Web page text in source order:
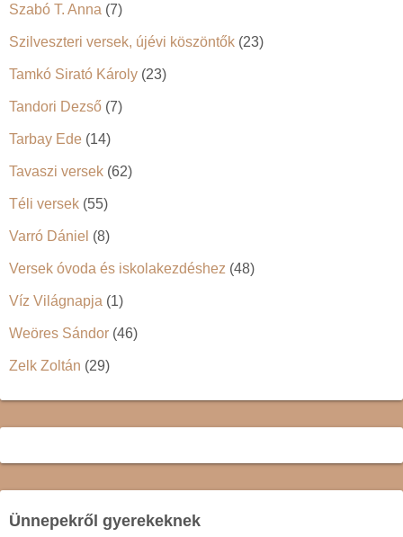
Szabó T. Anna (7)
Szilveszteri versek, újévi köszöntők (23)
Tamkó Sirató Károly (23)
Tandori Dezső (7)
Tarbay Ede (14)
Tavaszi versek (62)
Téli versek (55)
Varró Dániel (8)
Versek óvoda és iskolakezdéshez (48)
Víz Világnapja (1)
Weöres Sándor (46)
Zelk Zoltán (29)
Ünnepekről gyerekeknek